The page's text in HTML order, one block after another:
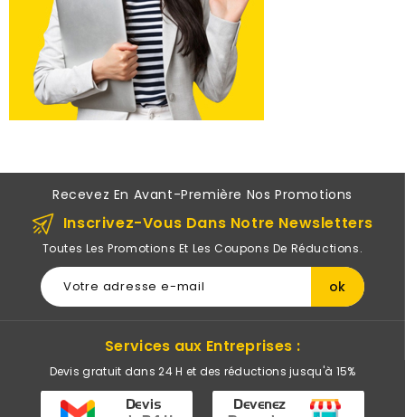
Recevez En Avant-Première Nos Promotions
Inscrivez-Vous Dans Notre Newsletters
Toutes Les Promotions Et Les Coupons De Réductions.
Services aux Entreprises :
Devis gratuit dans 24 H et des réductions jusqu'à 15%